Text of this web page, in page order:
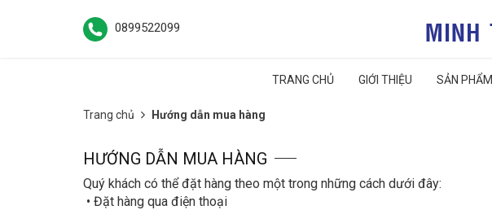
0899522099
TRANG CHỦ GIỚI THIỆU SẢN PHẨM
Trang chủ Hướng dẫn mua hàng
HƯỚNG DẪN MUA HÀNG
Quý khách có thể đặt hàng theo một trong những cách dưới đây:
• Đặt hàng qua điện thoại